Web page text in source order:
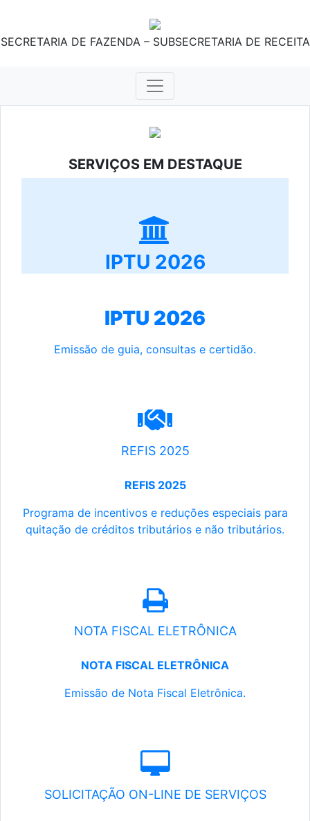
SECRETARIA DE FAZENDA – SUBSECRETARIA DE RECEITA
SERVIÇOS EM DESTAQUE
IPTU 2026
IPTU 2026
Emissão de guia, consultas e certidão.
REFIS 2025
REFIS 2025
Programa de incentivos e reduções especiais para
quitação de créditos tributários e não tributários.
NOTA FISCAL ELETRÔNICA
NOTA FISCAL ELETRÔNICA
Emissão de Nota Fiscal Eletrônica.
SOLICITAÇÃO ON-LINE DE SERVIÇOS